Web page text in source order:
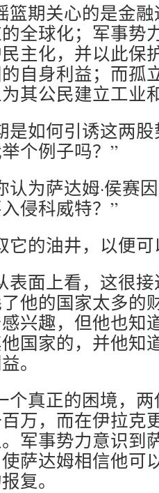
篮期关心的是金
全球化；军事势
主化，并以此保
自身利益；而孤
其公民建立工业
是如何引诱这两
个例子吗？”
认为萨达姆·侯赛
侵科威特？”
它的油井，以便
表面上看，这很
他的国家太多的
兴趣，但他也知
国家的，并他知
。
个真正的困境，
万，而在伊拉克
军事势力意识到
萨达姆相信他可
复。